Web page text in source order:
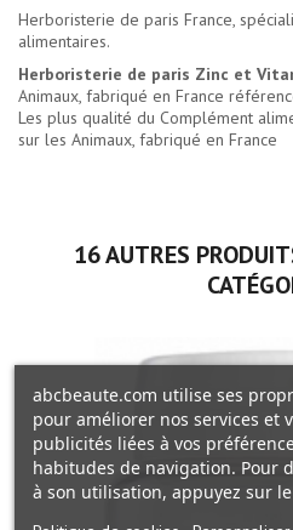
Herboristerie de paris France,
alimentaires.
Herboristerie de paris Zinc et
Animaux, fabriqué en France
Les plus qualité du Complément
sur les Animaux, fabriqué en France
16 AUTRES
abcbeaute.com utilise ses
pour améliorer nos services et
publicités liées à vos
habitudes de navigation. Pour
à son utilisation, appuyez sur